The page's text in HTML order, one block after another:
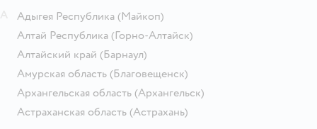
Адыгея Республика (Майкоп)
Алтай Республика (Горно-Алтайск)
Алтайский край (Барнаул)
Амурская область (Благовещенск)
Архангельская область (Архангельск)
Астраханская область (Астрахань)